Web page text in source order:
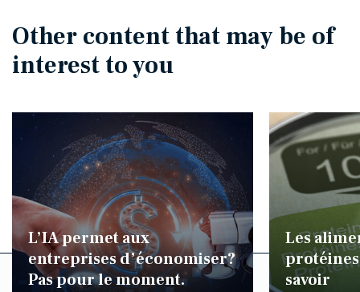
Other content that may be of
interest to you
L’IA permet aux
entreprises d’économiser?
Pas pour le moment.
Les
protéines
savoir